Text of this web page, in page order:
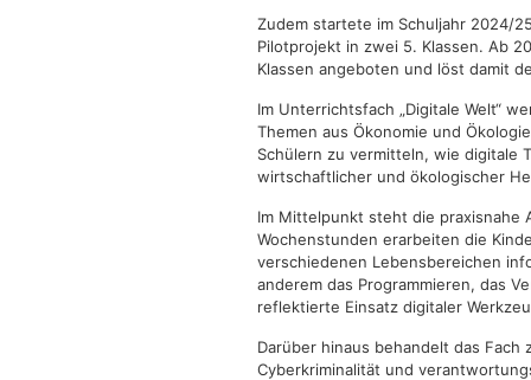
Zudem startete im Schuljahr 2024/
Pilotprojekt in zwei 5. Klassen. Ab
Klassen angeboten und löst damit
Im Unterrichtsfach „Digitale Welt“
Themen aus Ökonomie und
Schülern zu vermitteln, wie digitale
wirtschaftlicher und ökologischer
Im Mittelpunkt steht die praxisnahe
Wochenstunden erarbeiten die
verschiedenen Lebensbereichen
anderem das Programmieren, das
reflektierte Einsatz digitaler
Darüber hinaus behandelt das
Cyberkriminalität und